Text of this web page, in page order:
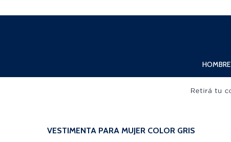
HOMBRE
VESTIMENTA PARA MUJER COLOR GRIS